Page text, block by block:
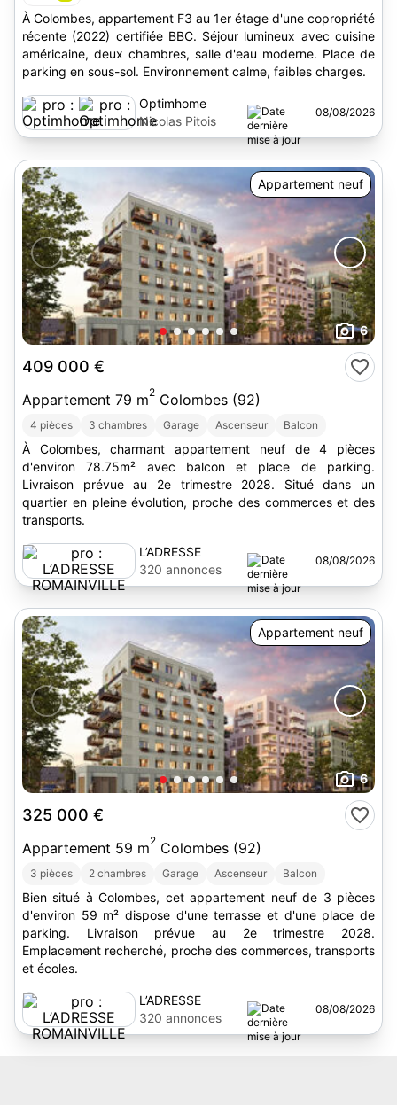
À Colombes, appartement F3 au 1er étage d'une copropriété
récente (2022) certifiée BBC. Séjour lumineux avec cuisine
américaine, deux chambres, salle d'eau moderne. Place de
parking en sous-sol. Environnement calme, faibles charges.
Optimhome
Nicolas Pitois
08/08/2026
Appartement neuf
6
409 000 €
Appartement 79 m2 Colombes (92)
4 pièces 3 chambres Garage Ascenseur Balcon
À Colombes, charmant appartement neuf de 4 pièces
d'environ 78.75m² avec balcon et place de parking.
Livraison prévue au 2e trimestre 2028. Situé dans un
quartier en pleine évolution, proche des commerces et des
transports.
L’ADRESSE
ROMAINVILLE
320 annonces
08/08/2026
Appartement neuf
6
325 000 €
Appartement 59 m2 Colombes (92)
3 pièces 2 chambres Garage Ascenseur Balcon
Bien situé à Colombes, cet appartement neuf de 3 pièces
d'environ 59 m² dispose d'une terrasse et d'une place de
parking. Livraison prévue au 2e trimestre 2028.
Emplacement recherché, proche des commerces, transports
et écoles.
L’ADRESSE
ROMAINVILLE
320 annonces
08/08/2026